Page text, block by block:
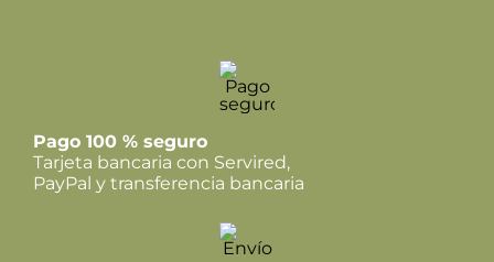
Pago 100 % seguro
Tarjeta bancaria con Servired,
PayPal y transferencia bancaria